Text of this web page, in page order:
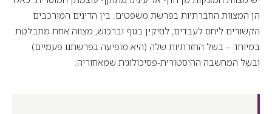
הן המצוות החברתיות בפרשת משפטים. בין הדינים המורכבים
הקשורים ליחס לעבדים, לנזיקין בגוף וברכוש, מצווה אחת מתבלטת
במיוחד – בשל החזרתיות שלה (היא מופיעה בפרשתנו פעמיים)
ובשל המחשבה ההיסטורית-פסיכולוגית שמאחוריה: